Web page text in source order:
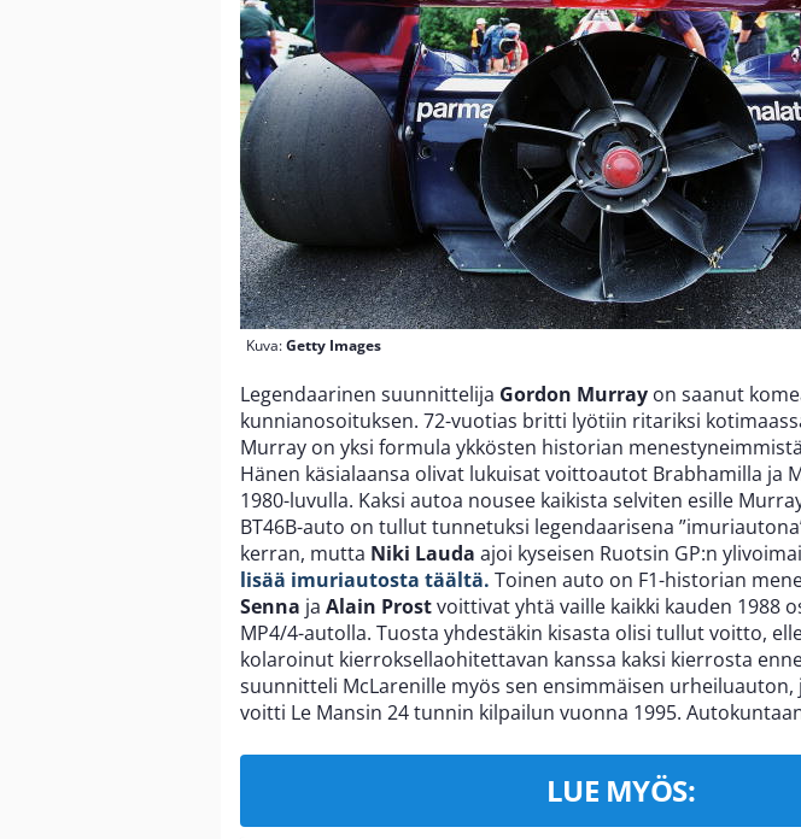
Kuva:Getty Images
Legendaarinen suunnittelija Gordon Murray on saanut
kunnianosoituksen. 72-vuotias britti lyötiin ritariksi
Murray on yksi formula ykkösten historian
Hänen käsialaansa olivat lukuisat voittoautot Brabhamilla ja
1980-luvulla. Kaksi autoa nousee kaikista selviten esille
BT46B-auto on tullut tunnetuksi legendaarisena
kerran, mutta Niki Lauda ajoi kyseisen Ruotsin GP:n
lisää imuriautosta täältä. Toinen auto on F1-historian
Senna ja Alain Prostvoittivat yhtä vaille kaikki kauden 1988
MP4/4-autolla. Tuosta yhdestäkin kisasta olisi tullut voitto,
kolaroinut kierroksellaohitettavan kanssa kaksi kierrosta
suunnitteli McLarenille myös sen ensimmäisen urheiluauton,
voitti Le Mansin 24 tunnin kilpailun vuonna 1995.
LUE MYÖS: